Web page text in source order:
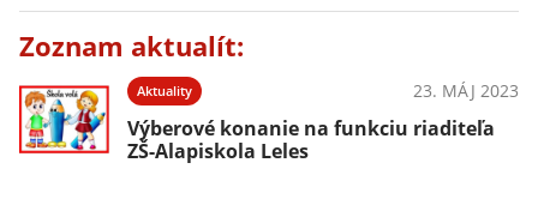
Zoznam aktualít:
Aktuality 23. MÁJ 2023
Výberové konanie na funkciu riaditeľa
ZŠ-Alapiskola Leles